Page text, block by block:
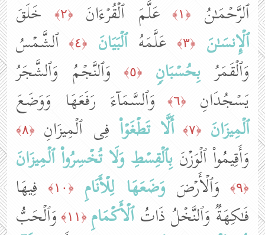
ٱلرَّحۡمَـٰنُ ﴿١﴾ عَلَّمَ ٱلۡقُرۡءَانَ ﴿٢﴾
خَلَقَ
ٱلۡإِنسَـٰنَ
﴿٣﴾ عَلَّمَهُٱلۡبَیَانَ ﴿٤﴾
ٱلشَّمۡسُ
وَٱلۡقَمَرُبِحُسۡبَانࣲ ﴿٥﴾
وَٱلنَّجۡمُ وَٱلشَّجَرُ
یَسۡجُدَانِ
﴿٦﴾
وَٱلسَّمَاۤءَ رَفَعَهَا وَوَضَعَ
ٱلۡمِیزَانَ
﴿٧﴾ أَلَّا تَطۡغَوۡا۟فِی ٱلۡمِیزَانِ ﴿٨﴾
وَأَقِیمُوا۟ ٱلۡوَزۡنَبِٱلۡقِسۡطِ وَلَا تُخۡسِرُوا۟ ٱلۡمِیزَانَ
﴿٩﴾ وَٱلۡأَرۡضَوَضَعَهَا لِلۡأَنَامِ ﴿١٠﴾
فِیهَا
فَـٰكِهَةࣱ وَٱلنَّخۡلُ ذَاتُٱلۡأَكۡمَامِ ﴿١١﴾
وَٱلۡحَبُّ